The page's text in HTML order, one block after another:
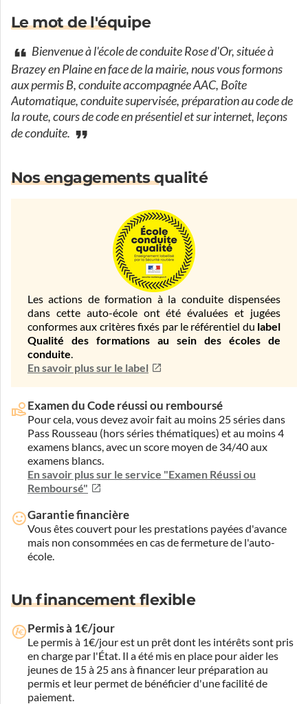
Le mot de l'équipe
Bienvenue à l'école de conduite Rose d'Or, située à
Brazey en Plaine en face de la mairie, nous vous formons
aux permis B, conduite accompagnée AAC, Boîte
Automatique, conduite supervisée, préparation au code de
la route, cours de code en présentiel et sur internet, leçons
de conduite.
Nos engagements qualité
Les actions de formation à la conduite dispensées
dans cette auto-école ont été évaluées et jugées
conformes aux critères fixés par le référentiel du label
Qualité des formations au sein des écoles de
conduite.
En savoir plus sur le label
Examen du Code réussi ou remboursé
Pour cela, vous devez avoir fait au moins 25 séries dans
Pass Rousseau (hors séries thématiques) et au moins 4
examens blancs, avec un score moyen de 34/40 aux
examens blancs.
En savoir plus sur le service "Examen Réussi ou
Remboursé"
Garantie financière
Vous êtes couvert pour les prestations payées d'avance
mais non consommées en cas de fermeture de l'auto-
école.
Un financement flexible
Permis à 1€/jour
Le permis à 1€/jour est un prêt dont les intérêts sont pris
en charge par l'État. Il a été mis en place pour aider les
jeunes de 15 à 25 ans à financer leur préparation au
permis et leur permet de bénéficier d'une facilité de
paiement.